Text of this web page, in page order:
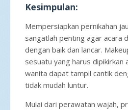
Kesimpulan:
Mempersiapkan pernikahan
sangatlah penting agar acara
dengan baik dan lancar.
sesuatu yang harus dipikirkan
wanita dapat tampil cantik
tidak mudah luntur.
Mulai dari perawatan wajah,